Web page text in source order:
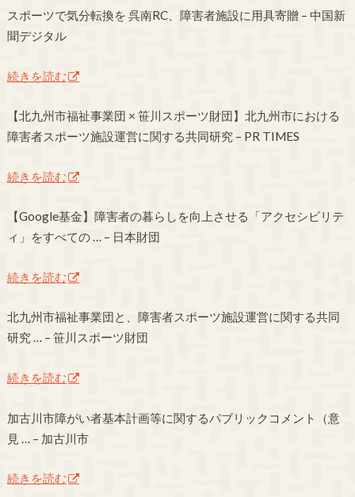
スポーツで気分転換を 呉南RC、障害者施設に用具寄贈 – 中国新
聞デジタル
続きを読む
【北九州市福祉事業団 × 笹川スポーツ財団】北九州市における
障害者スポーツ施設運営に関する共同研究 – PR TIMES
続きを読む
【Google基金】障害者の暮らしを向上させる「アクセシビリテ
ィ」をすべての … – 日本財団
続きを読む
北九州市福祉事業団と、障害者スポーツ施設運営に関する共同
研究 … – 笹川スポーツ財団
続きを読む
加古川市障がい者基本計画等に関するパブリックコメント（意
見 … – 加古川市
続きを読む